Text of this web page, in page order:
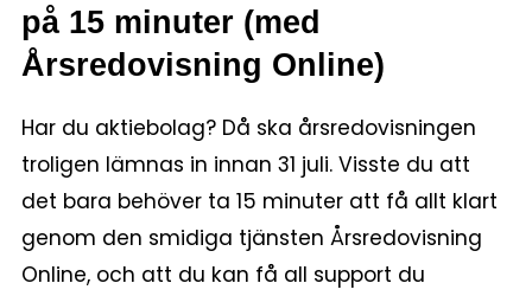
på 15 minuter (med
Årsredovisning Online)
Har du aktiebolag? Då ska årsredovisningen
troligen lämnas in innan 31 juli. Visste du att
det bara behöver ta 15 minuter att få allt klart
genom den smidiga tjänsten Årsredovisning
Online, och att du kan få all support du